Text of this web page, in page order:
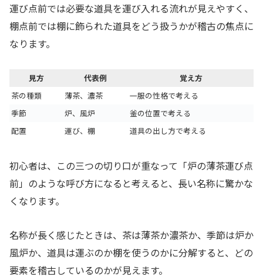
運び点前では必要な道具を運び入れる流れが見えやすく、
棚点前では棚に飾られた道具をどう扱うかが稽古の焦点に
なります。
見方 代表例
覚え方
茶の種類
薄茶、濃茶
一服の性格で考える
季節
炉、風炉
釜の位置で考える
配置
運び、棚 道具の出し方で考える
初心者は、この三つの切り口が重なって「炉の薄茶運び点
前」のような呼び方になると考えると、長い名称に驚かな
くなります。
名称が長く感じたときは、茶は薄茶か濃茶か、季節は炉か
風炉か、道具は運ぶのか棚を使うのかに分解すると、どの
要素を稽古しているのかが見えます。